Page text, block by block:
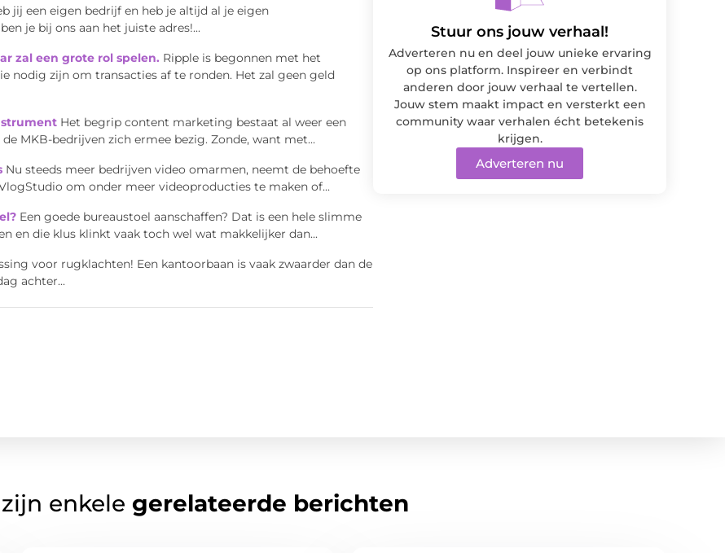
jij een eigen bedrijf en heb je altijd al je eigen
je bij ons aan het juiste adres!...
zal een grote rol spelen. Ripple is begonnen met het
nodig zijn om transacties af te ronden. Het zal geen geld
Het begrip content marketing bestaat al weer een
MKB-bedrijven zich ermee bezig. Zonde, want met...
Nu steeds meer bedrijven video omarmen, neemt de behoefte
om onder meer videoproducties te maken of...
Een goede bureaustoel aanschaffen? Dat is een hele slimme
en die klus klinkt vaak toch wel wat makkelijker dan...
voor rugklachten! Een kantoorbaan is vaak zwaarder dan de
achter...
Stuur ons jouw verhaal!
Adverteren nu en deel jouw unieke ervaring
op ons platform. Inspireer en verbindt
anderen door jouw verhaal te vertellen.
Jouw stem maakt impact en versterkt een
community waar verhalen écht betekenis
krijgen.
Adverteren nu
enkele gerelateerde berichten